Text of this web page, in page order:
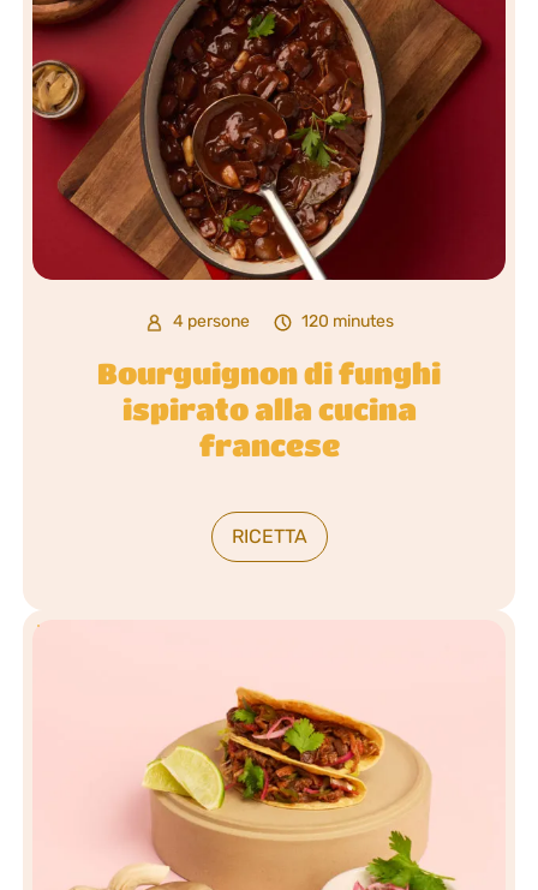
4 persone 120 minutes
Bourguignon di funghi
ispirato alla cucina
francese
RICETTA